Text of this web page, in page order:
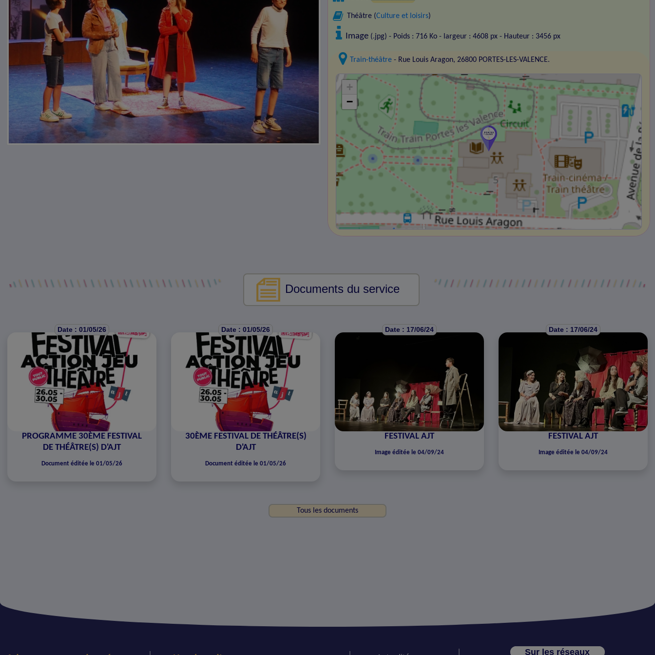
Théâtre (Culture et loisirs)
Image (.jpg) - Poids : 716 Ko - largeur : 4608 px - Hauteur : 3456 px
Train-théâtre - Rue Louis Aragon, 26800 PORTES-LES-VALENCE.
+
−
Documents du service
Date : 01/05/26
PROGRAMME 30ÈME FESTIVAL
DE THÉÂTRE(S) D'AJT
Document éditée le 01/05/26
Date : 01/05/26
30ÈME FESTIVAL DE THÉÂTRE(S)
D'AJT
Document éditée le 01/05/26
Date : 17/06/24
FESTIVAL AJT
Image éditée le 04/09/24
Date : 17/06/24
FESTIVAL AJT
Image éditée le 04/09/24
Tous les documents
Sur les réseaux